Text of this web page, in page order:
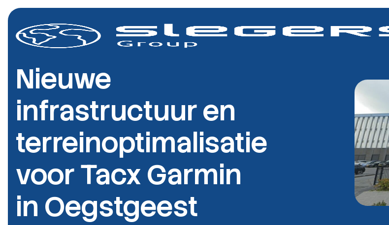
Nieuwe
infrastructuur en
terreinoptimalisatie
voor Tacx Garmin
in Oegstgeest